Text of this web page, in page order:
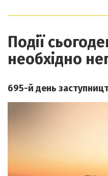
Події
необхідно
695-й день